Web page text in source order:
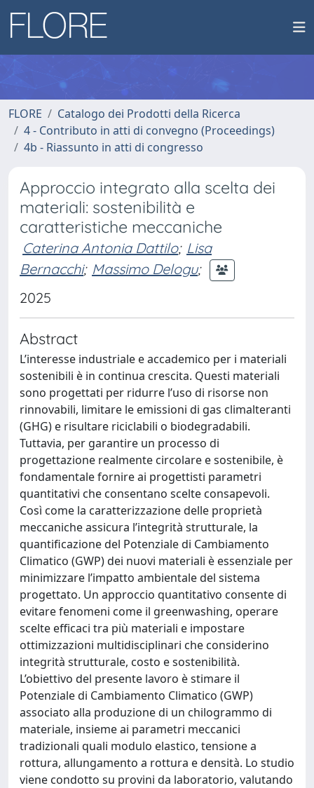
FLORE
Catalogo dei Prodotti della Ricerca
4 - Contributo in atti di convegno (Proceedings)
4b - Riassunto in atti di congresso
Approccio integrato alla scelta dei
materiali: sostenibilità e
caratteristiche meccaniche
Caterina Antonia Dattilo; Lisa
Bernacchi; Massimo Delogu;
2025
Abstract
L’interesse industriale e accademico per i materiali
sostenibili è in continua crescita. Questi materiali
sono progettati per ridurre l’uso di risorse non
rinnovabili, limitare le emissioni di gas climalteranti
(GHG) e risultare riciclabili o biodegradabili.
Tuttavia, per garantire un processo di
progettazione realmente circolare e sostenibile, è
fondamentale fornire ai progettisti parametri
quantitativi che consentano scelte consapevoli.
Così come la caratterizzazione delle proprietà
meccaniche assicura l’integrità strutturale, la
quantificazione del Potenziale di Cambiamento
Climatico (GWP) dei nuovi materiali è essenziale per
minimizzare l’impatto ambientale del sistema
progettato. Un approccio quantitativo consente di
evitare fenomeni come il greenwashing, operare
scelte efficaci tra più materiali e impostare
ottimizzazioni multidisciplinari che considerino
integrità strutturale, costo e sostenibilità.
L’obiettivo del presente lavoro è stimare il
Potenziale di Cambiamento Climatico (GWP)
associato alla produzione di un chilogrammo di
materiale, insieme ai parametri meccanici
tradizionali quali modulo elastico, tensione a
rottura, allungamento a rottura e densità. Lo studio
viene condotto su provini da laboratorio, valutando